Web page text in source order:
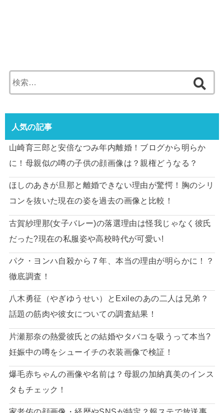
索:
人気の記事
山崎育三郎と安倍なつみ年内離婚！ブログから明らか
に！母親似の噂の子供の顔画像は？親権どうなる？
ほしのあきが旦那と離婚できない理由が驚愕！胸のシリ
コンを抜いた現在の姿を過去の画像と比較！
古賀紗理那(女子バレー)の落選理由は怪我じゃなく彼氏
だった?現在の私服姿や高校時代が可愛い!
パク・ヨンハ自殺から７年、本当の理由が明らかに！？
徹底調査！
八木勇征（やぎゆうせい）とExileのあの二人は兄弟？
話題の筋肉や彼女についての調査結果！
片瀬那奈の熱愛彼氏との結婚やタバコを吸うって本当?
妊娠中の噂をシューイチの衣装画像で検証！
爆毛赤ちゃんの画像や名前は？母親の加納真美のインス
タもチェック！